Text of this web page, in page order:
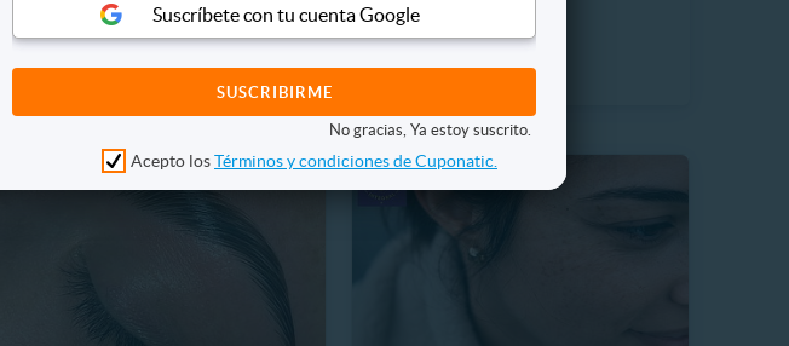
Suscríbete con tu cuenta Google
No gracias, Ya estoy suscrito.
Acepto losTérminos y condiciones de Cuponatic.
$261.990
$290.000 18% $290.000